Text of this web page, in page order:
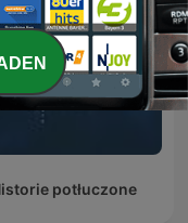
potłuczone